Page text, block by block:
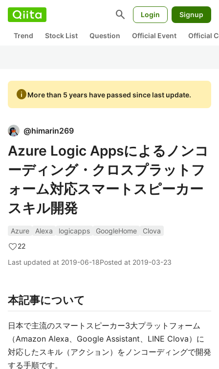
search Login Signup
Trend Stock List Question Official Event Official
infoMore than 5 years have passed since last update.
@himarin269
Azure Logic Appsによるノンコ
ーディング・クロスプラットフ
ォーム対応スマートスピーカー
スキル開発
Azure Alexa logicapps GoogleHome
Clova
22
Last updated at 2019-06-18Posted at 2019-03-23
本記事について
日本で主流のスマートスピーカー3大プラットフォーム
（Amazon Alexa、Google Assistant、LINE Clova）に
対応したスキル（アクション）をノンコーディングで開発
する手順です。